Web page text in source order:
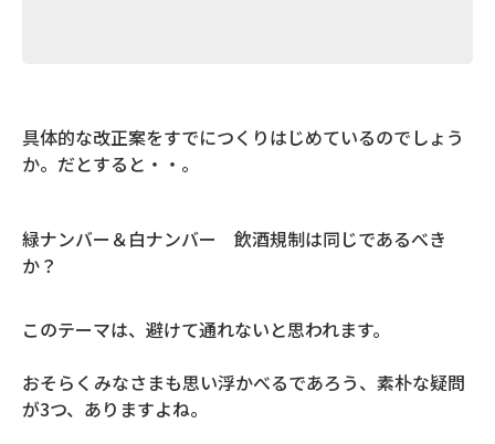
具体的な改正案をすでにつくりはじめているのでしょう
か。だとすると・・。
緑ナンバー＆白ナンバー 飲酒規制は同じであるべき
か？
このテーマは、避けて通れないと思われます。
おそらくみなさまも思い浮かべるであろう、素朴な疑問
が3つ、ありますよね。